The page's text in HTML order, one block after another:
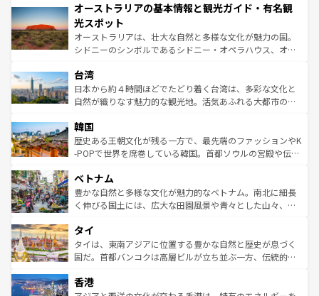
部のニューオーリンズでは、音楽と美食が融合した独特の
文化が魅力。旅行者はアメリカの各地域で異なる魅力を楽
しみながら、その多様性と豊かな歴史を感じることができ
るだろう。車でのロードトリップや列車の旅も、アメリカ
情報は
ワイ島は見逃せない。また、定番の観光地といえばオアフ
島だが、静かな自然を求めるならマウイ島やカウアイ島が
おすすめ。エメラルドグリーンに輝く海をはじめ、豊かな
文化や歴史が息づいている。「アロハスピリット」と呼ば
人々、おいしいローカルフードやハワイアンミュージッ
ク、伝統的なフラダンスなど、すべてがハワイの魅力を彩
っている。訪れるたびに新しい発見と感動が待っているハ
はコンテンツ一覧
オーストラリアの基本情報と観光ガイド・有名観
光スポット
オーストラリアは、壮大な自然と多様な文化が魅力の国。
シドニーのシンボルであるシドニー・オペラハウス、オー
リアリーフや大陸中央部にそびえるウルル（エアーズロッ
ク）、タスマニアの美しい原生林やケアンズの熱帯雨林な
ど、見どころがたくさん。また、カフェやワイン、オージ
いる。アクティビティも充実しており、サーフィンやダイ
ビング、ハイキングなど、アウトドア好きにはたまらな
い。オーストラリアの多彩な魅力を存分に味わいつくそ
参照してほしい。
台湾
日本から約４時間ほどでたどり着く台湾は、多彩な文化と
自然が織りなす魅力的な観光地。活気あふれる大都市の台
ン）、静ひつな山岳地帯である台湾東部など、都市の喧騒
と山間の静けさが共存しており、訪れる人に新しい発見と
驚きをもたらしてくれる。また、奥深い台湾の食文化も魅
容にもいいと評判のスイーツなど、バラエティ豊かな料理
が味わえる。 なお、新着の台湾情報は コンテンツ一覧を参
照してほしい。
韓国
歴史ある王朝文化が残る一方で、最先端のファッションやK
-POPで世界を席巻している韓国。首都ソウルの宮殿や伝統
き、地方に足を延ばせば四季折々の自然美を楽しむことが
できる。そして、キムチや焼肉、絶品のストリートフード
まで、さまざまな韓国料理が待っている。夜には、韓国な
リティに包まれながら、韓国の多彩な魅力を心ゆくまで味
わってみてほしい。 なお、新着の韓国情報はコンテンツ一
覧を参照してほしい。
ベトナム
豊かな自然と多様な文化が魅力的なベトナム。南北に細長
く伸びる国土には、広大な田園風景や青々とした山々、世
急速な発展と共に伝統が息づく。ハノイの古い町並みやホ
ーチミン市のフランス統治時代の建物も、独特の雰囲気を
醸し出している。また、バラエティの豊かさとおいしさで
とつ。フォーやバインミー、ベトナムコーヒーなどは、ぜ
タイ
タイは、東南アジアに位置する豊かな自然と歴史が息づく
国だ。首都バンコクは高層ビルが立ち並ぶ一方、伝統的な
の活気が交差している。北部ではチェンマイなどの山岳地
香港